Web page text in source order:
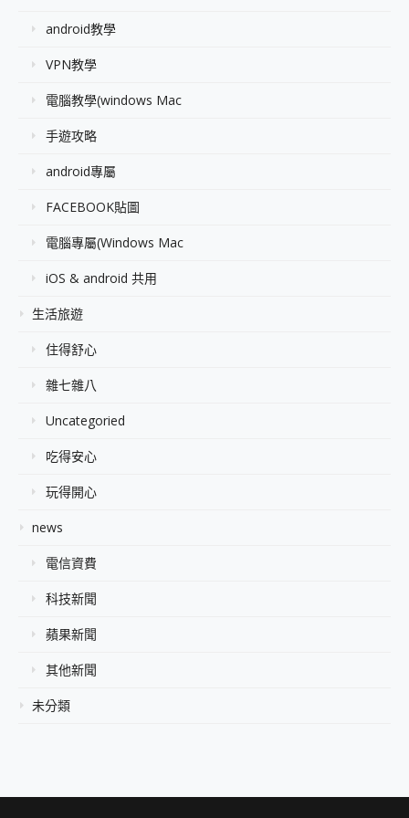
android教學
VPN教學
電腦教學(windows Mac
手遊攻略
android專屬
FACEBOOK貼圖
電腦專屬(Windows Mac
iOS & android 共用
生活旅遊
住得舒心
雜七雜八
Uncategoried
吃得安心
玩得開心
news
電信資費
科技新聞
蘋果新聞
其他新聞
未分類